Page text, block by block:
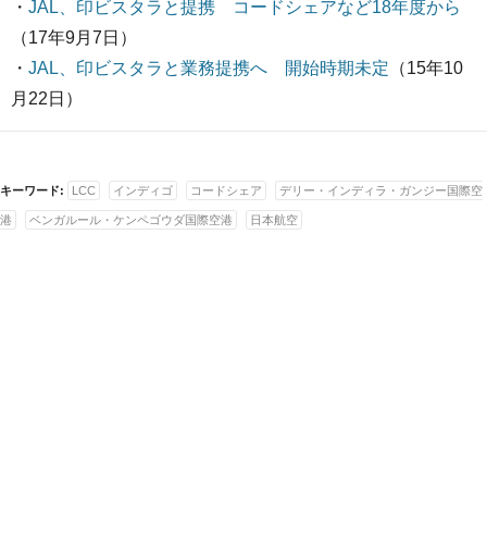
・ JAL、印ビスタラと提携 コードシェアなど18年度から
（17年9月7日）
・ JAL、印ビスタラと業務提携へ 開始時期未定 （15年10
月22日）
キーワード: LCC インディゴ コードシェア デリー・インディラ・ガンジー国際空
港 ベンガルール・ケンペゴウダ国際空港 日本航空